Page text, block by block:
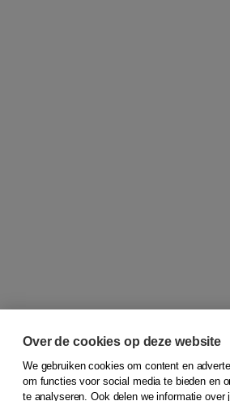
© 2026Koninklijke Boom uitgevers
Over de cookies op deze website
We gebruiken cookies om content en
om functies voor social media te bieden en
te analyseren. Ook delen we informatie over